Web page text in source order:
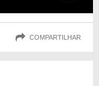
COMPARTILHAR